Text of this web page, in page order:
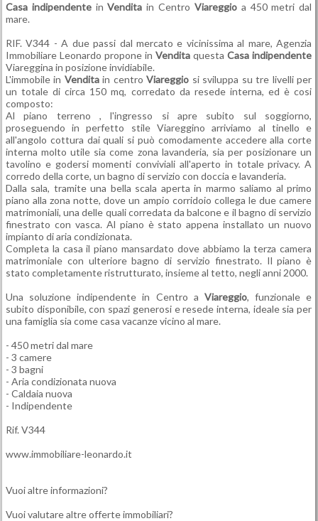
Casa indipendenteinVendita in Centro Viareggioa 450 metri dal
mare.
RIF. V344 - A due passi dal mercato e vicinissima al mare, Agenzia
Immobiliare Leonardo propone inVendita questaCasa indipendente
Viareggina in posizione invidiabile.
L'immobile in Venditain centroViareggio si sviluppa su tre livelli per
un totale di circa 150 mq, corredato da resede interna, ed è cosi
composto:
Al piano terreno , l'ingresso si apre subito sul soggiorno,
proseguendo in perfetto stile Viareggino arriviamo al tinello e
all'angolo cottura dai quali si può comodamente accedere alla corte
interna molto utile sia come zona lavanderia, sia per posizionare un
tavolino e godersi momenti conviviali all'aperto in totale privacy. A
corredo della corte, un bagno di servizio con doccia e lavanderia.
Dalla sala, tramite una bella scala aperta in marmo saliamo al primo
piano alla zona notte, dove un ampio corridoio collega le due camere
matrimoniali, una delle quali corredata da balcone e il bagno di servizio
finestrato con vasca. Al piano è stato appena installato un nuovo
impianto di aria condizionata.
Completa la casa il piano mansardato dove abbiamo la terza camera
matrimoniale con ulteriore bagno di servizio finestrato. Il piano è
stato completamente ristrutturato, insieme al tetto, negli anni 2000.
Una soluzione indipendente in Centro a Viareggio, funzionale e
subito disponibile, con spazi generosi e resede interna, ideale sia per
una famiglia sia come casa vacanze vicino al mare.
- 450 metri dal mare
- 3 camere
- 3 bagni
- Aria condizionata nuova
- Caldaia nuova
- Indipendente
Rif. V344
www.immobiliare-leonardo.it
Vuoi altre informazioni?
Vuoi valutare altre offerte immobiliari?